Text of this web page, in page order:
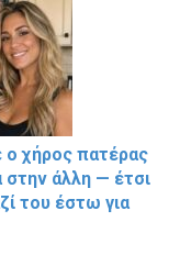
ο χήρος πατέρας
στην άλλη — έτσι
του έστω για